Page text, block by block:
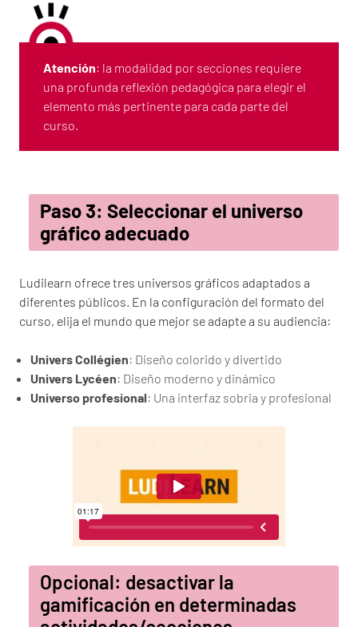
Atención: la modalidad por secciones requiere
una profunda reflexión pedagógica para elegir el
elemento más pertinente para cada parte del
curso.
Paso 3: Seleccionar el universo
gráfico adecuado
Ludilearn ofrece tres universos gráficos adaptados a
diferentes públicos. En la configuración del formato del
curso, elija el mundo que mejor se adapte a su audiencia:
Univers Collégien: Diseño colorido y divertido
Univers Lycéen: Diseño moderno y dinámico
Universo profesional: Una interfaz sobria y profesional
Opcional: desactivar la
gamificación en determinadas